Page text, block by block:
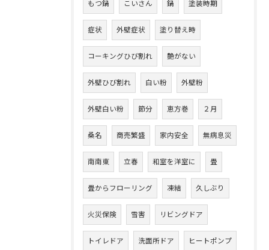
もつ鍋 こいさん 鍋 塗装時期
症状 外壁症状 塗り替え時
コーキングひび割れ 艶がない
外壁ひび割れ 白い粉 外壁粉
外壁白い粉 節分 恵方巻 ２月
桑名 商売繁盛 家内安全 無病息災
南南東 立春 和室を洋室に 畳
畳からフローリング 凍結 久しぶり
火災保険 雪害 リビングドア
トイレドア 洗面所ドア ヒートポンプ